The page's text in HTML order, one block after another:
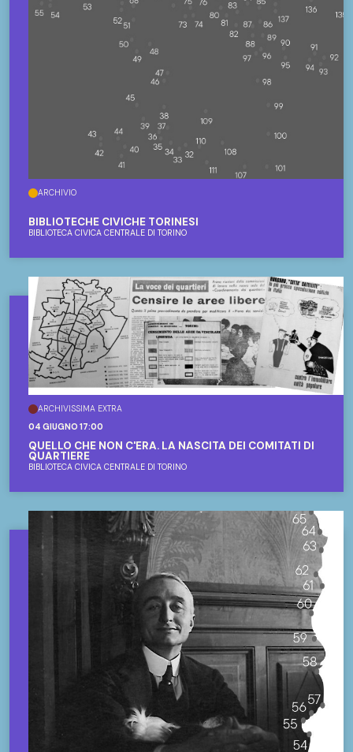
ARCHIVIO
BIBLIOTECHE CIVICHE TORINESI
BIBLIOTECA CIVICA CENTRALE DI TORINO
ARCHIVISSIMA EXTRA
04 GIUGNO 17:00
QUELLO CHE NON C'ERA. LA NASCITA DEI COMITATI DI
QUARTIERE
BIBLIOTECA CIVICA CENTRALE DI TORINO